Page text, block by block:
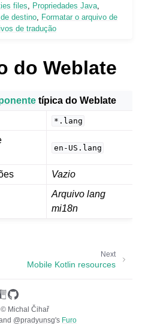
suportados
files Propriedades Java
destino
Formatar o arquivo de
de tradução
do Weblate
típica do Weblate
*.lang
en-US.lang
Vazio
Arquivo lang
mi18n
Next
Mobile Kotlin resources
Michal Čihař
@pradyunsg's Furo